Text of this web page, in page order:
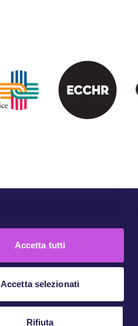
Accetta tutti
Accetta selezionati
Rifiuta